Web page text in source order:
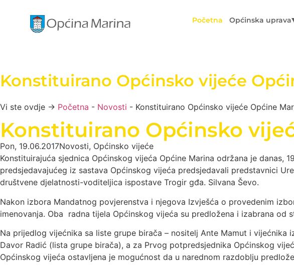
Početna Općinska uprava
Konstituirano Općinsko vijeće
Vi ste ovdje → Početna - Novosti - Konstituirano Općinsko vijeće Općine
Konstituirano Općinsko
Pon, 19.06.2017Novosti, Općinsko vijeće
Konstituirajuća sjednica Općinskog vijeća Općine Marina održana je danas,
predsjedavajućeg iz sastava Općinskog vijeća predsjedavali predstavnici
društvene djelatnosti-voditeljica ispostave Trogir gđa. Silvana Ševo.
Nakon izbora Mandatnog povjerenstva i njegova Izvješća o provedenim
imenovanja. Oba radna tijela Općinskog vijeća su predložena i izabrana od
Na prijedlog vijećnika sa liste grupe birača – nositelj Ante Mamut i
Davor Radić (lista grupe birača), a za Prvog potpredsjednika Općinskog
Općinskog vijeća ostavljena je mogućnost da u narednom razdoblju